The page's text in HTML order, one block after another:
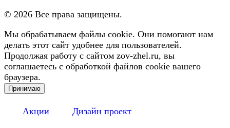
© 2026 Все права защищены.
Мы обрабатываем файлы cookie. Они помогают нам
делать этот сайт удобнее для пользователей.
Продолжая работу с сайтом zov-zhel.ru, вы
соглашаетесь с обработкой файлов cookie вашего
браузера.
Принимаю
Акции Дизайн проект